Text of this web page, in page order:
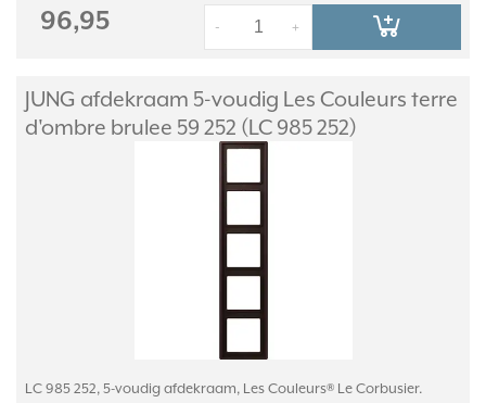
96,95 +
-
JUNG afdekraam 5-voudig Les Couleurs terre
d'ombre brulee 59 252 (LC 985 252)
LC 985 252, 5-voudig afdekraam, Les Couleurs® Le Corbusier.